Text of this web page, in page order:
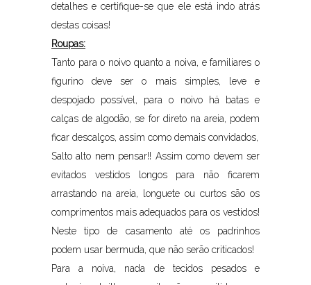
detalhes e certifique-se que ele está indo atrás
destas coisas!
Roupas:
Tanto para o noivo quanto a noiva, e familiares o
figurino deve ser o mais simples, leve e
despojado possível, para o noivo há batas e
calças de algodão, se for direto na areia, podem
ficar descalços, assim como demais convidados,
Salto alto nem pensar!! Assim como devem ser
evitados vestidos longos para não ficarem
arrastando na areia, longuete ou curtos são os
comprimentos mais adequados para os vestidos!
Neste tipo de casamento até os padrinhos
podem usar bermuda, que não serão criticados!
Para a noiva, nada de tecidos pesados e